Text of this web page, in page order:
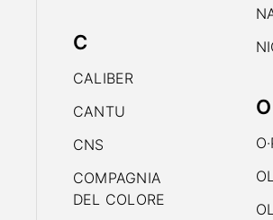
C
CALIBER
CANTU
CNS
COMPAGNIA
DEL COLORE
O